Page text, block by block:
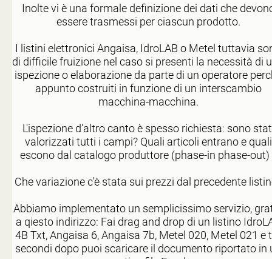
Inolte vi è una formale definizione dei dati che
essere trasmessi per ciascun prodotto.
I listini elettronici Angaisa, IdroLAB o Metel tuttavia
di difficile fruizione nel caso si presenti la necessità di
ispezione o elaborazione da parte di un operatore
appunto costruiti in funzione di un interscambio
macchina-macchina.
L'ispezione d'altro canto è spesso richiesta: sono
valorizzati tutti i campi? Quali articoli entrano e quali
escono dal catalogo produttore (phase-in phase-out)
Che variazione c'è stata sui prezzi dal precedente
Abbiamo implementato un semplicissimo servizio,
a qiesto indirizzo: Fai drag and drop di un listino
4B Txt, Angaisa 6, Angaisa 7b, Metel 020, Metel 021 e
secondi dopo puoi scaricare il documento riportato in